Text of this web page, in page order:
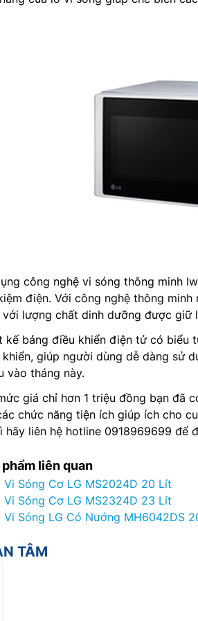
công nghệ vi sóng thông minh
điện. Với công nghệ thông
với lượng chất dinh dưỡng được giữ
kế bảng điều khiển điện tử có biểu
giúp người dùng dễ dàng sử
vào tháng này.
giá chỉ hơn 1 triệu đồng bạn đã
chức năng tiện ích giúp ích cho
hãy liên hệ hotline 0918969699 để
phẩm liên quan
Vi Sóng Cơ LG MS2024D 20 Lít
Vi Sóng Cơ LG MS2324D 23 Lít
Vi Sóng LG Có Nướng MH6042DS
TÂM